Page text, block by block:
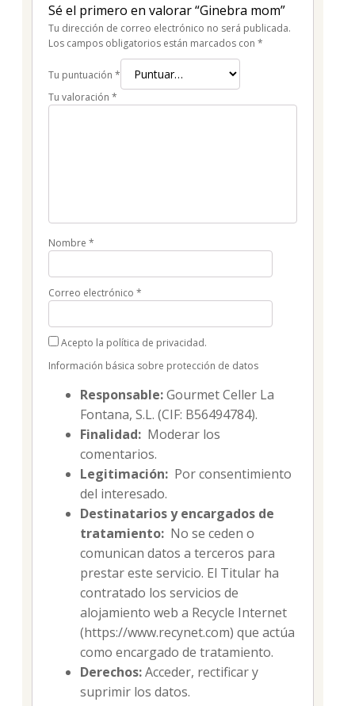
Sé el primero en valorar “Ginebra mom”
Tu dirección de correo electrónico no será publicada.
Los campos obligatorios están marcados con *
Tu puntuación *
Tu valoración *
Nombre *
Correo electrónico *
Acepto la política de privacidad.
Información básica sobre protección de datos
Responsable:Gourmet Celler La
Fontana, S.L. (CIF: B56494784).
Finalidad: Moderar los
comentarios.
Legitimación: Por consentimiento
del interesado.
Destinatarios y encargados de
tratamiento: No se ceden o
comunican datos a terceros para
prestar este servicio. El Titular ha
contratado los servicios de
alojamiento web a Recycle Internet
(https://www.recynet.com) que actúa
como encargado de tratamiento.
Derechos:Acceder, rectificar y
suprimir los datos.